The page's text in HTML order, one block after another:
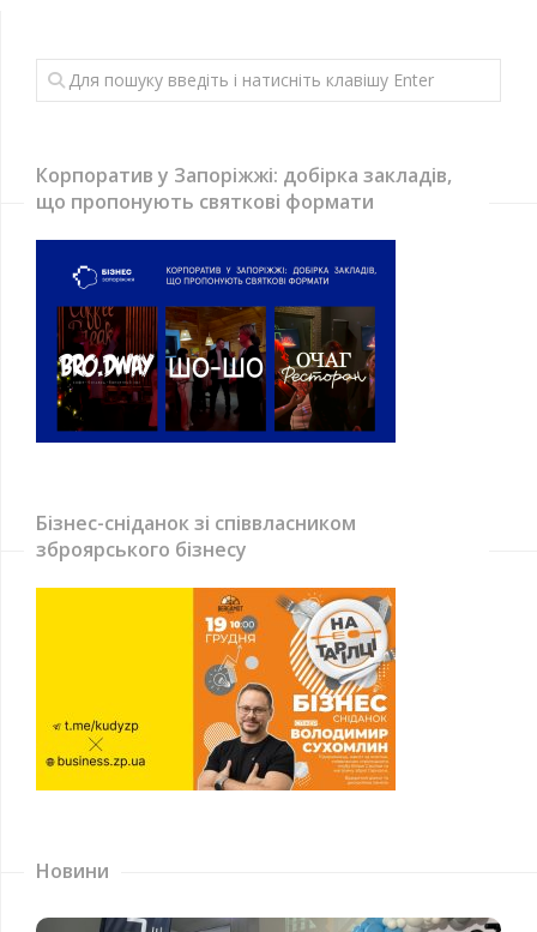
Корпоратив у Запоріжжі: добірка закладів,
що пропонують святкові формати
Бізнес-сніданок зі співвласником
зброярського бізнесу
Новини